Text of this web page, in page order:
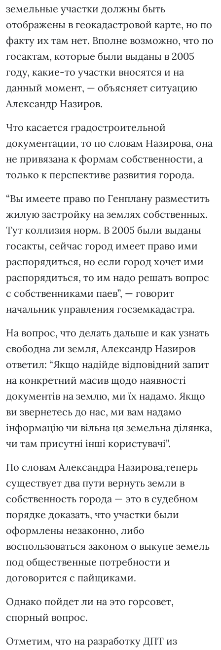
земельные участки должны быть
отображены в геокадастровой карте, но по
факту их там нет. Вполне возможно, что по
госактам, которые были выданы в 2005
году, какие-то участки вносятся и на
данный момент, — объясняет ситуацию
Александр Назиров.
Что касается градостроительной
документации, то по словам Назирова, она
не привязана к формам собственности, а
только к перспективе развития города.
“Вы имеете право по Генплану разместить
жилую застройку на землях собственных.
Тут коллизия норм. В 2005 были выданы
госакты, сейчас город имеет право ими
распорядиться, но если город хочет ими
распорядиться, то им надо решать вопрос
с собственниками паев”, — говорит
начальник управления госземкадастра.
На вопрос, что делать дальше и как узнать
свободна ли земля, Александр Назиров
ответил: “Якщо надійде відповідний запит
на конкретний масив щодо наявності
документів на землю, ми їх надамо. Якщо
ви звернетесь до нас, ми вам надамо
інформацію чи вільна ця земельна ділянка,
чи там присутні інші користувачі”.
По словам Александра Назирова,теперь
существует два пути вернуть земли в
собственность города — это в судебном
порядке доказать, что участки были
оформлены незаконно, либо
воспользоваться законом о выкупе земель
под общественные потребности и
договорится с пайщиками.
Однако пойдет ли на это горсовет,
спорный вопрос.
Отметим, что на разработку ДПТ из